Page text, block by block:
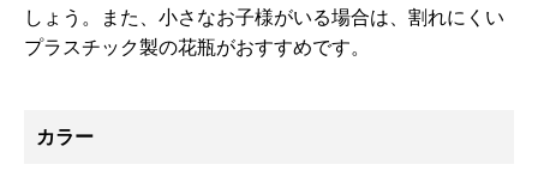
しょう。また、小さなお子様がいる場合は、割れにくい
プラスチック製の花瓶がおすすめです。
カラー